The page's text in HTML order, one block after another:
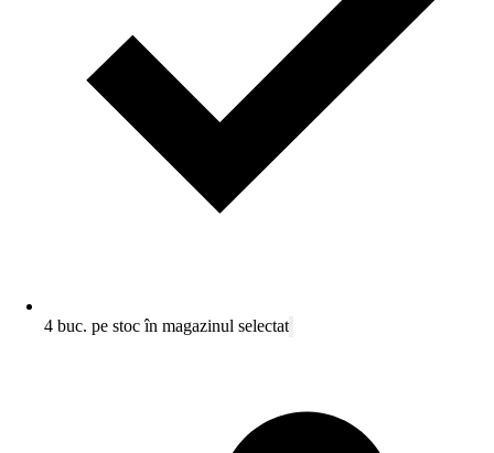
4 buc. pe stoc în magazinul selectat